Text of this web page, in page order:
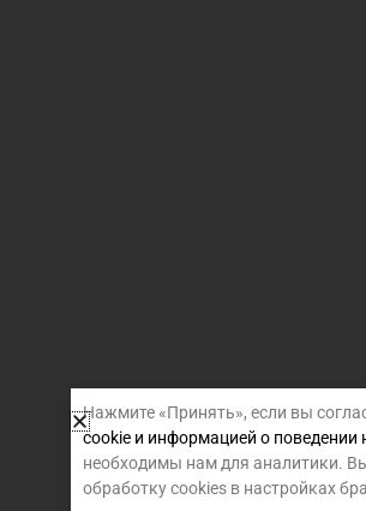
Нажмите «Принять», если вы
cookie и информацией о поведении
необходимы нам для аналитики.
обработку cookies в настройках